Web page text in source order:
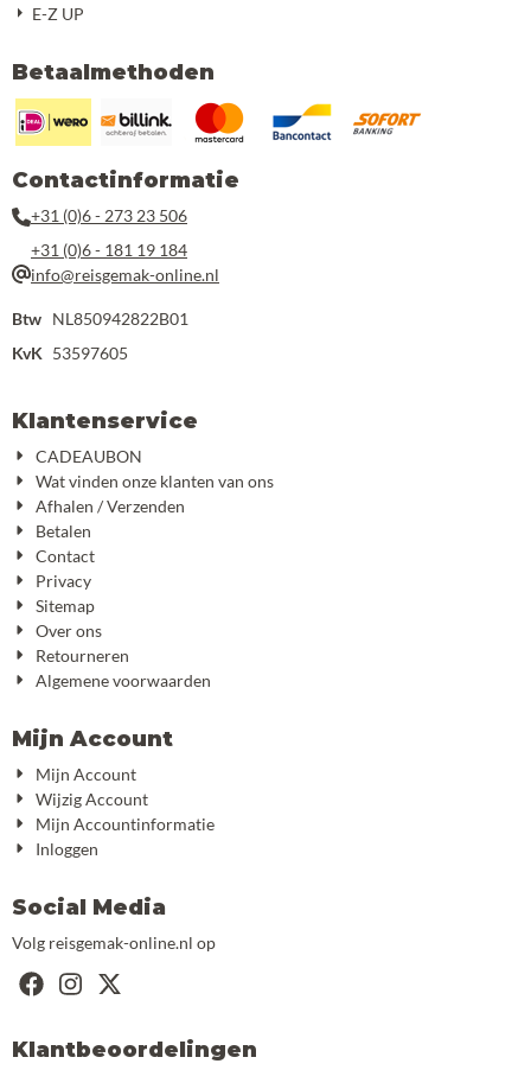
E-Z UP
Betaalmethoden
Contactinformatie
+31 (0)6 - 273 23 506
+31 (0)6 - 181 19 184
info@reisgemak-online.nl
Btw NL850942822B01
KvK 53597605
Klantenservice
CADEAUBON
Wat vinden onze klanten van ons
Afhalen / Verzenden
Betalen
Contact
Privacy
Sitemap
Over ons
Retourneren
Algemene voorwaarden
Mijn Account
Mijn Account
Wijzig Account
Mijn Accountinformatie
Inloggen
Social Media
Volg reisgemak-online.nl op
Klantbeoordelingen